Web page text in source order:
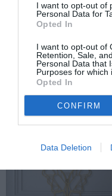
I want to opt-out of
Personal Data for
Opted In
I want to opt-out of
Retention, Sale,
Personal Data that
Purposes for which
Opted In
CONFIRM
Data Deletion
ΦΑΡΙΣ
Facebook